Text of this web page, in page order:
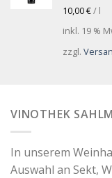
10,00€/ l
inkl. 19 %
zzgl.
VINOTHEK
In unserem
Auswahl an Sekt,